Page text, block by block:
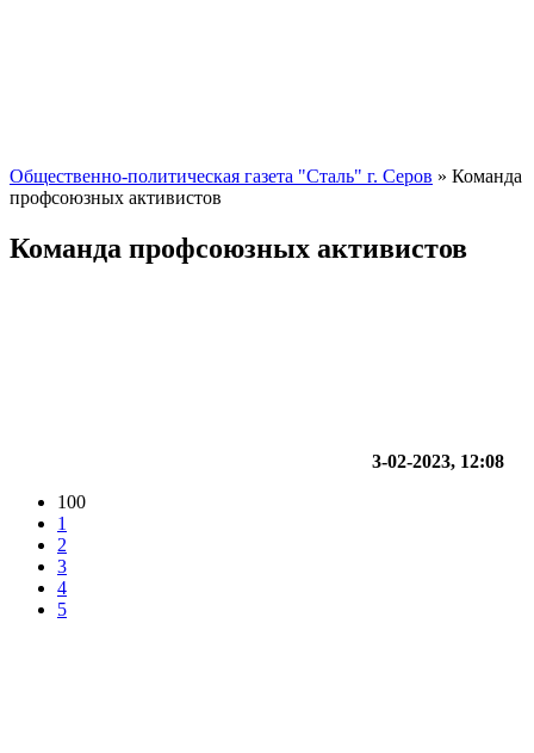
Общественно-политическая газета "Сталь" г. Серов » Команда
профсоюзных активистов
Команда профсоюзных активистов
3-02-2023, 12:08
100
1
2
3
4
5